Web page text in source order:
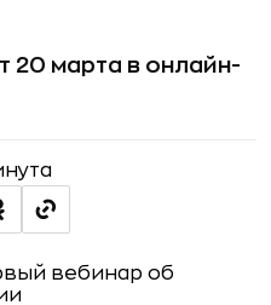
20 марта в онлайн-